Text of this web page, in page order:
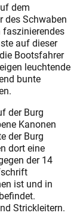
dem
des Schwaben
faszinierendes
auf dieser
Bootsfahrer
leuchtende
bunte
der Burg
Kanonen
der Burg
dort eine
der 14
ist und in
Strickleitern.